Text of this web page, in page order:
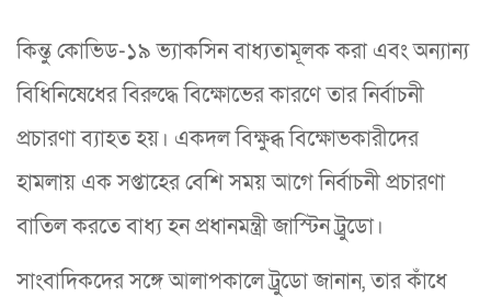
কিন্তু কোভিড-১৯ ভ্যাকসিন বাধ্যতামূলক করা এবং অন্যান্য
বিধিনিষেধের বিরুদ্ধে বিক্ষোভের কারণে তার নির্বাচনী
প্রচারণা ব্যাহত হয়। একদল বিক্ষুব্ধ বিক্ষোভকারীদের
হামলায় এক সপ্তাহের বেশি সময় আগে নির্বাচনী প্রচারণা
বাতিল করতে বাধ্য হন প্রধানমন্ত্রী জাস্টিন ট্রুডো।
সাংবাদিকদের সঙ্গে আলাপকালে ট্রুডো জানান, তার কাঁধে